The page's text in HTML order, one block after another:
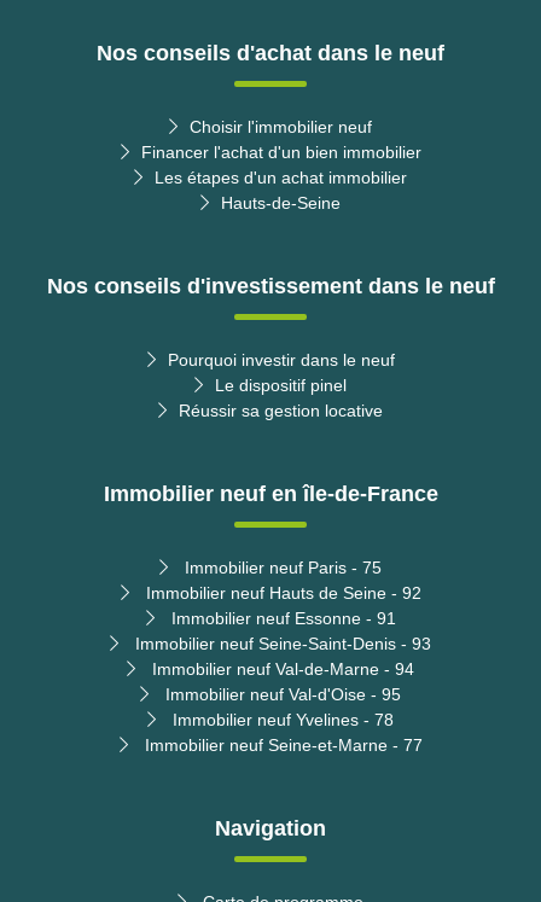
Nos conseils d'achat dans le neuf
Choisir l'immobilier neuf
Financer l'achat d'un bien immobilier
Les étapes d'un achat immobilier
Hauts-de-Seine
Nos conseils d'investissement dans le neuf
Pourquoi investir dans le neuf
Le dispositif pinel
Réussir sa gestion locative
Immobilier neuf en île-de-France
Immobilier neuf Paris - 75
Immobilier neuf Hauts de Seine - 92
Immobilier neuf Essonne - 91
Immobilier neuf Seine-Saint-Denis - 93
Immobilier neuf Val-de-Marne - 94
Immobilier neuf Val-d'Oise - 95
Immobilier neuf Yvelines - 78
Immobilier neuf Seine-et-Marne - 77
Navigation